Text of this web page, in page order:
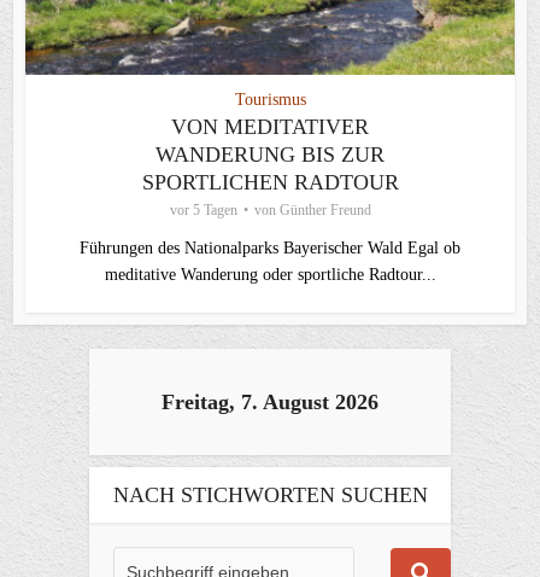
Tourismus
VON MEDITATIVER
WANDERUNG BIS ZUR
SPORTLICHEN RADTOUR
vor 5 Tagen von Günther Freund
Führungen des Nationalparks Bayerischer Wald Egal ob
meditative Wanderung oder sportliche Radtour...
Freitag, 7. August 2026
NACH STICHWORTEN SUCHEN